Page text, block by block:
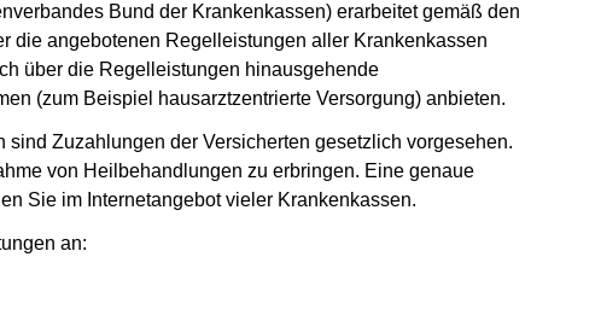
Bund der Krankenkassen) erarbeitet gemäß den
die angebotenen Regelleistungen aller Krankenkassen
über die Regelleistungen hinausgehende
(zum Beispiel hausarztzentrierte Versorgung) anbieten.
Zuzahlungen der Versicherten gesetzlich vorgesehen.
von Heilbehandlungen zu erbringen. Eine genaue
Sie im Internetangebot vieler Krankenkassen.
an: